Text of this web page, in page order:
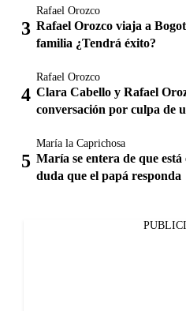
Rafael Orozco
Rafael Orozco viaja a
familia ¿Tendrá éxito?
Rafael Orozco
Clara Cabello y Rafael
conversación por culpa de
María la Caprichosa
María se entera de que
duda que el papá responda